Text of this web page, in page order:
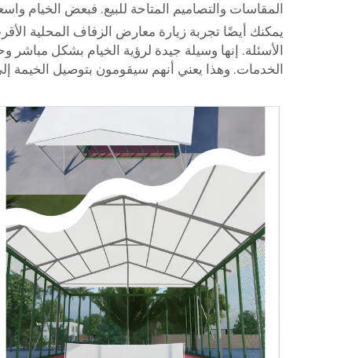
المقاسات والتصاميم المتاحة للبيع. فبعض الخيام
يمكنك أيضًا تجربة زيارة معارض الزفاف المحلية
الخدمات. وهذا يعني أنهم سيقومون بتوصيل الخيمة